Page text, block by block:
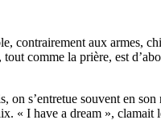
contrairement aux armes,
comme la prière, est
s’entretue souvent en
« I have a dream »,